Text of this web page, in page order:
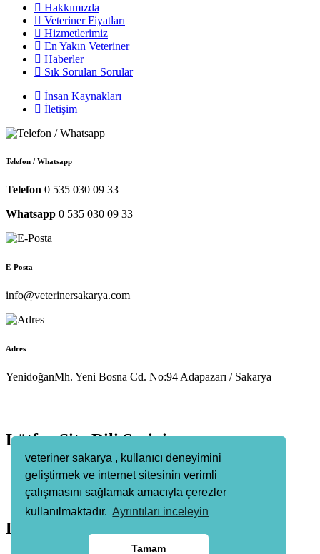
veteriner sakarya , kullanıcı deneyimini
geliştirmek ve internet sitesinin verimli
çalışmasını sağlamak amacıyla çerezler
kullanılmaktadır. Ayrıntıları inceleyin
Tamam
Hakkımızda
Veteriner Fiyatları
Hizmetlerimiz
En Yakın Veteriner
Haberler
Sık Sorulan Sorular
İnsan Kaynakları
İletişim
Telefon / Whatsapp
Telefon 0 535 030 09 33
Whatsapp 0 535 030 09 33
E-Posta
info@veterinersakarya.com
Adres
YenidoğanMh. Yeni Bosna Cd. No:94 Adapazarı / Sakarya
Lütfen Site Dili Seçiniz
Türkçe
Lütfen Para Birimi Seçiniz